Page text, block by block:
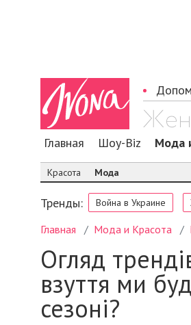
Главная Шоу-Biz Мода
Красота Мода
Тренды: Война в Украине
Главная Мода и Красота
Огляд
взуття ми
сезоні?